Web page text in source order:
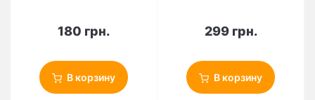
180 грн.
В корзину
299 грн.
В корзину